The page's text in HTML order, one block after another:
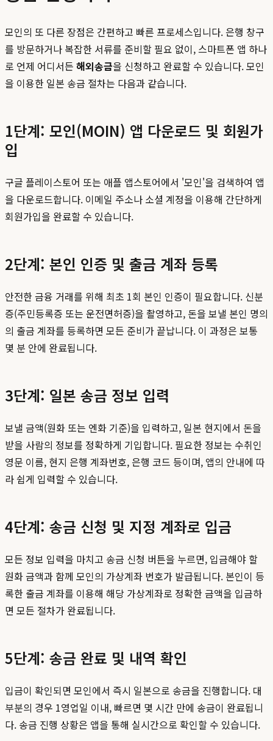
모인의 또 다른 장점은 간편하고 빠른 프로세스입니다. 은행 창구
를 방문하거나 복잡한 서류를 준비할 필요 없이, 스마트폰 앱 하나
로 언제 어디서든 해외송금을 신청하고 완료할 수 있습니다. 모인
을 이용한 일본 송금 절차는 다음과 같습니다.
1단계: 모인(MOIN) 앱 다운로드 및 회원가
입
구글 플레이스토어 또는 애플 앱스토어에서 '모인'을 검색하여 앱
을 다운로드합니다. 이메일 주소나 소셜 계정을 이용해 간단하게
회원가입을 완료할 수 있습니다.
2단계: 본인 인증 및 출금 계좌 등록
안전한 금융 거래를 위해 최초 1회 본인 인증이 필요합니다. 신분
증(주민등록증 또는 운전면허증)을 촬영하고, 돈을 보낼 본인 명의
의 출금 계좌를 등록하면 모든 준비가 끝납니다. 이 과정은 보통
몇 분 안에 완료됩니다.
3단계: 일본 송금 정보 입력
보낼 금액(원화 또는 엔화 기준)을 입력하고, 일본 현지에서 돈을
받을 사람의 정보를 정확하게 기입합니다. 필요한 정보는 수취인
영문 이름, 현지 은행 계좌번호, 은행 코드 등이며, 앱의 안내에 따
라 쉽게 입력할 수 있습니다.
4단계: 송금 신청 및 지정 계좌로 입금
모든 정보 입력을 마치고 송금 신청 버튼을 누르면, 입금해야 할
원화 금액과 함께 모인의 가상계좌 번호가 발급됩니다. 본인이 등
록한 출금 계좌를 이용해 해당 가상계좌로 정확한 금액을 입금하
면 모든 절차가 완료됩니다.
5단계: 송금 완료 및 내역 확인
입금이 확인되면 모인에서 즉시 일본으로 송금을 진행합니다. 대
부분의 경우 1영업일 이내, 빠르면 몇 시간 만에 송금이 완료됩니
다. 송금 진행 상황은 앱을 통해 실시간으로 확인할 수 있습니다.